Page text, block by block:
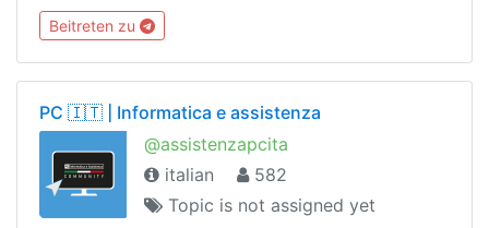
REFLINKS o link a gruppi, canali o bot!
Beitreten zu
PC 🇮🇹 | Informatica e assistenza
@assistenzapcita
italian
582
Topic is not assigned yet